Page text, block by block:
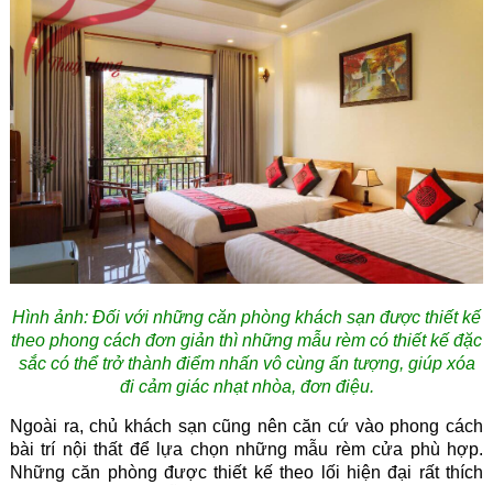
Hình ảnh: Đối với những căn phòng khách sạn được thiết kế
theo phong cách đơn giản thì những mẫu rèm có thiết kế đặc
sắc có thể trở thành điểm nhấn vô cùng ấn tượng, giúp xóa
đi cảm giác nhạt nhòa, đơn điệu.
Ngoài ra, chủ khách sạn cũng nên căn cứ vào phong cách
bài trí nội thất để lựa chọn những mẫu rèm cửa phù hợp.
Những căn phòng được thiết kế theo lối hiện đại rất thích